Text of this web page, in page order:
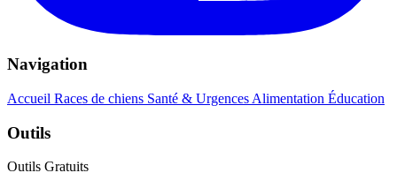
Navigation
Accueil Races de chiens Santé & Urgences Alimentation Éducation
Outils
Outils Gratuits